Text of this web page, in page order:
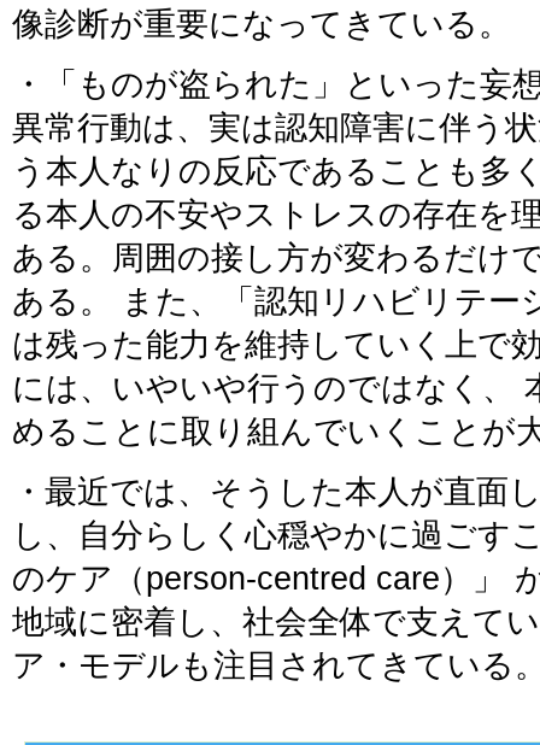
像診断が重要になってきている。
・「ものが盗られた」といった妄
異常行動は、実は認知障害に伴う
う本人なりの反応であることも多
る本人の不安やストレスの存在を
ある。周囲の接し方が変わるだけ
ある。 また、「認知リハビリテー
は残った能力を維持していく上で
には、いやいや行うのではなく、
めることに取り組んでいくことが
・最近では、そうした本人が直面
し、自分らしく心穏やかに過ごす
のケア（person-centred care）」
地域に密着し、社会全体で支えて
ア・モデルも注目されてきている